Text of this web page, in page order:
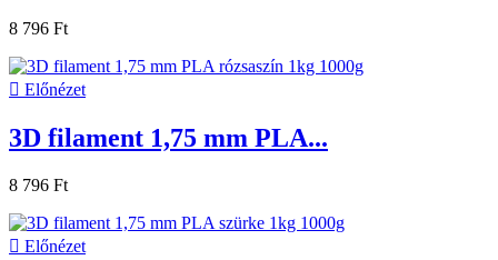
8 796 Ft
 Előnézet
3D filament 1,75 mm PLA...
8 796 Ft
 Előnézet